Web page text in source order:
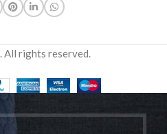
. All rights reserved.